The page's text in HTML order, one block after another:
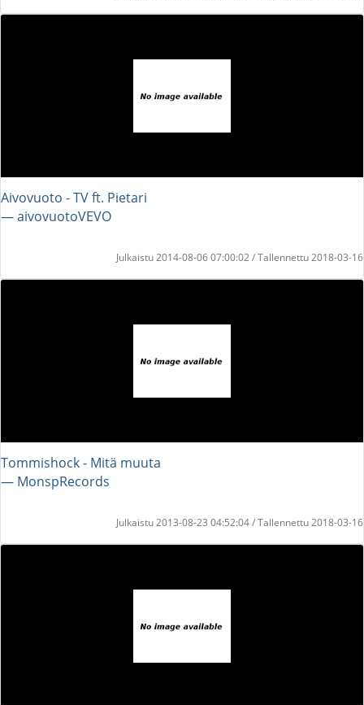
Aivovuoto - TV ft. Pietari
― aivovuotoVEVO
Julkaistu 2014-08-06 07:00:02 / Tallennettu 2018-03-16
Tommishock - Mitä muuta
― MonspRecords
Julkaistu 2013-08-23 04:52:04 / Tallennettu 2018-03-16